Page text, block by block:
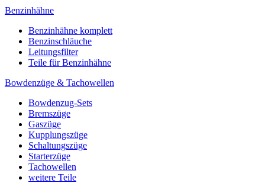
Benzinhähne
Benzinhähne komplett
Benzinschläuche
Leitungsfilter
Teile für Benzinhähne
Bowdenzüge & Tachowellen
Bowdenzug-Sets
Bremszüge
Gaszüge
Kupplungszüge
Schaltungszüge
Starterzüge
Tachowellen
weitere Teile